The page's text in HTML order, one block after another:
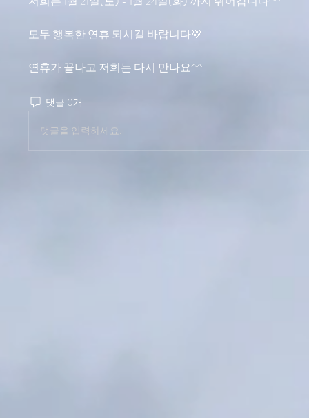
모두 행복한 연휴 되시길 바랍니다💛
연휴가 끝나고 저희는 다시 만나요^^
댓글 0개
댓글을 입력하세요.